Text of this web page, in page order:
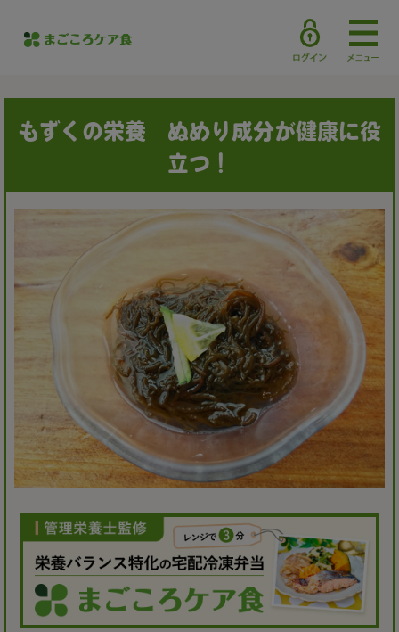
もずくの栄養 ぬめり成分が健康に役
立つ！